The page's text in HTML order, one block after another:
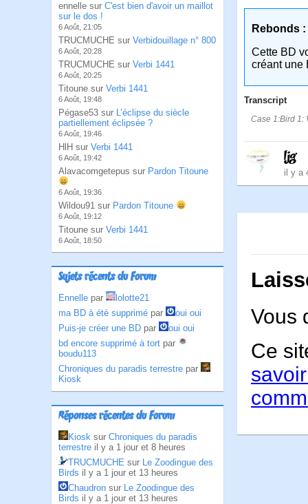
ennelle sur C'est bien d'avoir un maillot
sur le dos !
6 Août, 21:05
TRUCMUCHE sur Verbidouillage n° 800
6 Août, 20:28
TRUCMUCHE sur Verbi 1441
6 Août, 20:25
Titoune sur Verbi 1441
6 Août, 19:48
Pégase53 sur L’éclipse du siècle
partiellement éclipsée ?
6 Août, 19:46
HlH sur Verbi 1441
6 Août, 19:42
Alavacomgetepus sur Pardon Titoune
6 Août, 19:36
Wildou91 sur Pardon Titoune
6 Août, 19:12
Titoune sur Verbi 1441
6 Août, 18:50
Sujets récents du Forum
Ennelle par
lolotte21
ma BD à été supprimé par
oui oui
Puis-je créer une BD par
oui oui
bd encore supprimé à tort par
boudu113
Chroniques du paradis terrestre par
Kiosk
Réponses récentes du Forum
Kiosk sur Chroniques du paradis
terrestre il y a 1 jour et 8 heures
TRUCMUCHE sur Le Zoodingue des
Birds il y a 1 jour et 13 heures
Chaudron sur Le Zoodingue des
Birds il y a 1 jour et 13 heures
Rebonds :
Cette BD
créant une
Transcript
Case 1:Bird 1:
ljg
il y a
Vous
Ce